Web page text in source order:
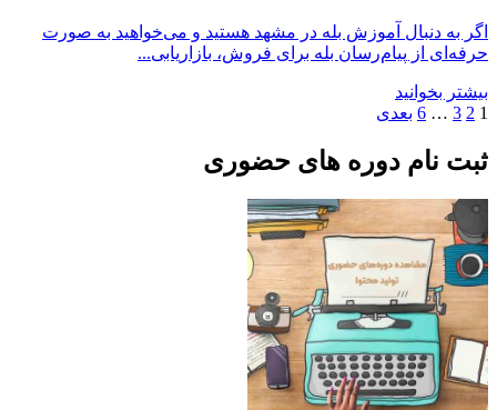
اگر به دنبال آموزش بله در مشهد هستید و می‌خواهید به صورت
حرفه‌ای از پیام‌رسان بله برای فروش، بازاریابی...
بیشتر بخوانید
1
2
3
…
6 بعدی
ثبت نام دوره های حضوری